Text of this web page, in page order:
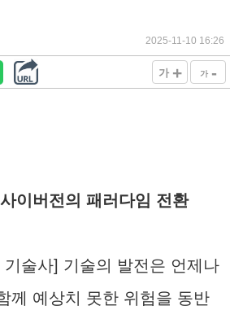
2025-11-10 16:26
가 + 가 -
이버전의 패러다임 전환
기술사] 기술의 발전은 언제나
께 예상치 못한 위험을 동반